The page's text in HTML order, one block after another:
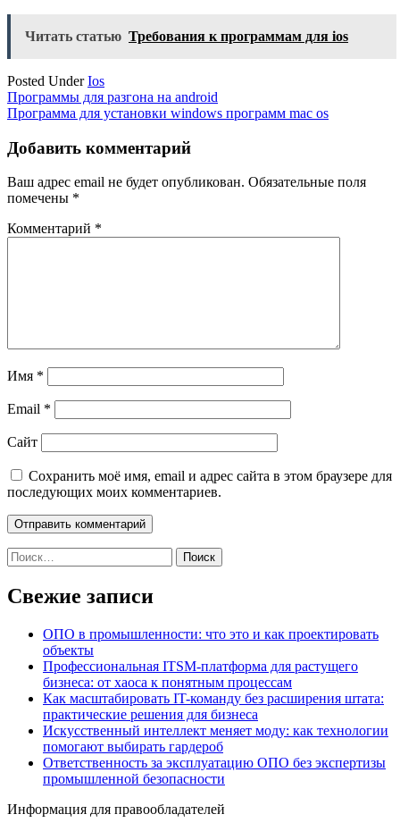
Читать статью Требования к программам для ios
Posted UnderIos
Навигация
по
записям
Программы для разгона на android
Программа для установки windows программ mac os
Добавить комментарий
Ваш адрес email не будет опубликован. Обязательные поля
помечены *
Комментарий *
Имя *
Email *
Сайт
Сохранить моё имя, email и адрес сайта в этом браузере для
последующих моих комментариев.
Найти:
Свежие записи
ОПО в промышленности: что это и как проектировать
объекты
Профессиональная ITSM-платформа для растущего
бизнеса: от хаоса к понятным процессам
Как масштабировать IT-команду без расширения штата:
практические решения для бизнеса
Искусственный интеллект меняет моду: как технологии
помогают выбирать гардероб
Ответственность за эксплуатацию ОПО без экспертизы
промышленной безопасности
Информация для правообладателей